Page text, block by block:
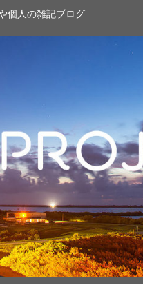
個人の雑記ブログ